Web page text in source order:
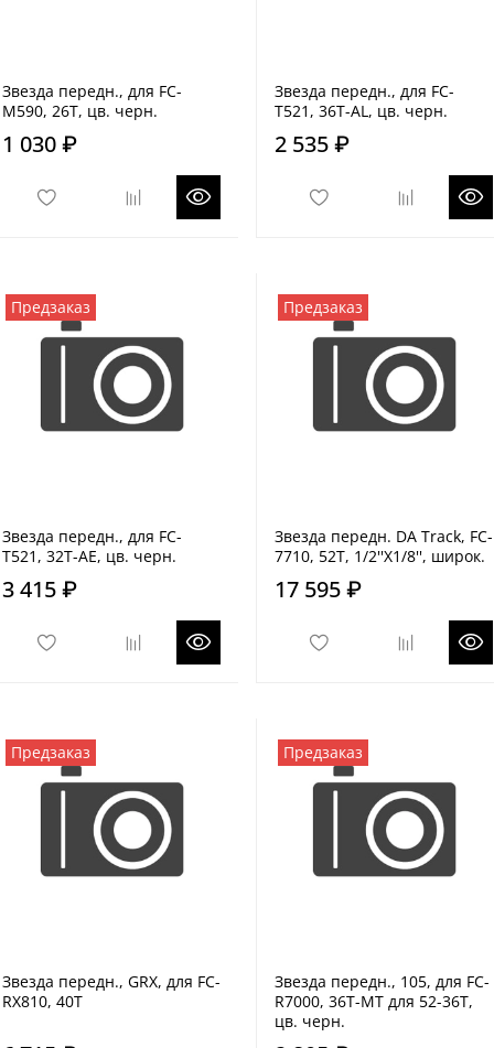
Звезда передн., для FC-
M590, 26T, цв. черн.
1 030 ₽
Звезда передн., для FC-
T521, 36T-AL, цв. черн.
2 535 ₽
Предзаказ
Звезда передн., для FC-
T521, 32T-AE, цв. черн.
3 415 ₽
Предзаказ
Звезда передн. DA Track, FC-
7710, 52T, 1/2''X1/8'', широк.
17 595 ₽
Предзаказ
Звезда передн., GRX, для FC-
RX810, 40T
Предзаказ
Звезда передн., 105, для FC-
R7000, 36T-MT для 52-36T,
цв. черн.